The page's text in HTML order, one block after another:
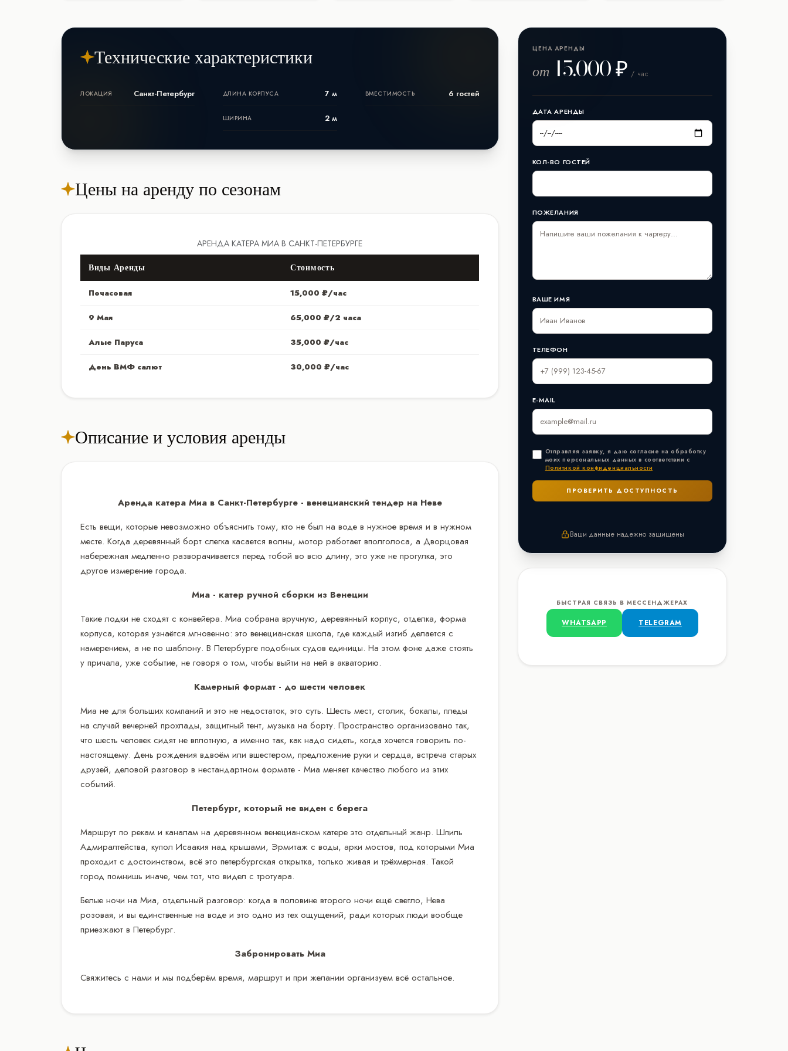
Технические характеристики
ЛОКАЦИЯ Санкт-Петербург ДЛИНА КОРПУСА 7 м
ШИРИНА 2 м
ВМЕСТИМОСТЬ 6 гостей
Цены на аренду по сезонам
АРЕНДА КАТЕРА МИА В САНКТ-ПЕТЕРБУРГЕ
Виды Аренды Стоимость
Почасовая 15,000 ₽/час
9 Мая 65,000 ₽/2 часа
Алые Паруса 35,000 ₽/час
День ВМФ салют 30,000 ₽/час
Описание и условия аренды
Аренда катера Миа в Санкт-Петербурге - венецианский тендер на Неве
Есть вещи, которые невозможно объяснить тому, кто не был на воде в нужное время и в нужном
месте. Когда деревянный борт слегка касается волны, мотор работает вполголоса, а Дворцовая
набережная медленно разворачивается перед тобой во всю длину, это уже не прогулка, это
другое измерение города.
Миа - катер ручной сборки из Венеции
Такие лодки не сходят с конвейера. Миа собрана вручную, деревянный корпус, отделка, форма
корпуса, которая узнаётся мгновенно: это венецианская школа, где каждый изгиб делается с
намерением, а не по шаблону. В Петербурге подобных судов единицы. На этом фоне даже стоять
у причала, уже событие, не говоря о том, чтобы выйти на ней в акваторию.
Камерный формат - до шести человек
Миа не для больших компаний и это не недостаток, это суть. Шесть мест, столик, бокалы, пледы
на случай вечерней прохлады, защитный тент, музыка на борту. Пространство организовано так,
что шесть человек сидят не вплотную, а именно так, как надо сидеть, когда хочется говорить по-
настоящему. День рождения вдвоём или вшестером, предложение руки и сердца, встреча старых
друзей, деловой разговор в нестандартном формате - Миа меняет качество любого из этих
событий.
Петербург, который не виден с берега
Маршрут по рекам и каналам на деревянном венецианском катере это отдельный жанр. Шпиль
Адмиралтейства, купол Исаакия над крышами, Эрмитаж с воды, арки мостов, под которыми Миа
проходит с достоинством, всё это петербургская открытка, только живая и трёхмерная. Такой
город помнишь иначе, чем тот, что видел с тротуара.
Белые ночи на Миа, отдельный разговор: когда в половине второго ночи ещё светло, Нева
розовая, и вы единственные на воде и это одно из тех ощущений, ради которых люди вообще
приезжают в Петербург.
Забронировать Миа
Свяжитесь с нами и мы подберём время, маршрут и при желании организуем всё остальное.
ЦЕНА АРЕНДЫ
от 15.000 ₽ / час
ДАТА АРЕНДЫ
КОЛ-ВО ГОСТЕЙ
ПОЖЕЛАНИЯ
ВАШЕ ИМЯ
ТЕЛЕФОН
E-MAIL
Отправляя заявку, я даю согласие на обработку
моих персональных данных в соответствии с
Политикой конфиденциальности
Ваши данные надежно защищены
БЫСТРАЯ СВЯЗЬ В МЕССЕНДЖЕРАХ
WHATSAPP TELEGRAM